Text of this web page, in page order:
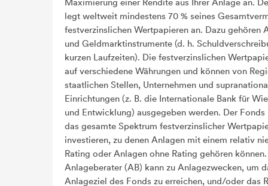
Maximierung einer Rendite aus Ihrer Anlage an.
legt weltweit mindestens 70 % seines
festverzinslichen Wertpapieren an. Dazu gehören
und Geldmarktinstrumente (d. h.
kurzen Laufzeiten). Die festverzinslichen
auf verschiedene Währungen und können von
staatlichen Stellen, Unternehmen und
Einrichtungen (z. B. die Internationale Bank für
und Entwicklung) ausgegeben werden. Der Fonds
das gesamte Spektrum festverzinslicher
investieren, zu denen Anlagen mit einem relativ
Rating oder Anlagen ohne Rating gehören
Anlageberater (AB) kann zu Anlagezwecken, um
Anlageziel des Fonds zu erreichen, und/oder das